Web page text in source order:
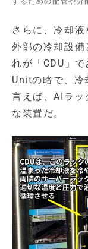
さらに、冷却液
外部の冷却設備
れが「CDU」
Unitの略で、冷
言えば、AIラッ
な装置だ。